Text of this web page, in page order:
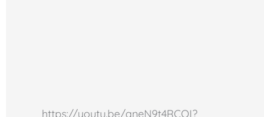
https://youtu.be/aneN9t4RCOI?